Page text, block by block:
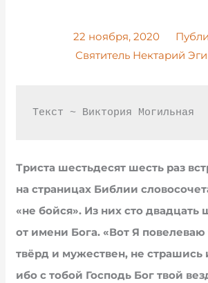
22 ноября, 2020
Святитель Нектарий
Текст ~ Виктория Могильная
Триста шестьдесят шесть раз
на страницах Библии
«не бойся». Из них сто двадцать
от имени Бога. «Вот Я повелеваю
твёрд и мужествен, не страшись
ибо с тобой Господь Бог твой